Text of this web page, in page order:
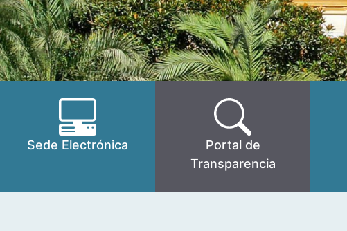
Sede Electrónica
Portal de
Transparencia